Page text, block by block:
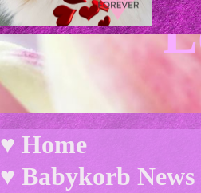
♥ Home
♥ Babykorb News